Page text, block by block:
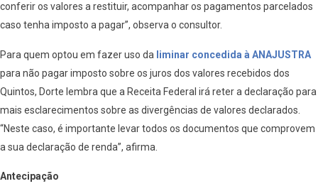
conferir os valores a restituir, acompanhar os pagamentos parcelados
caso tenha imposto a pagar”, observa o consultor.
Para quem optou em fazer uso da liminar concedida à ANAJUSTRA
para não pagar imposto sobre os juros dos valores recebidos dos
Quintos, Dorte lembra que a Receita Federal irá reter a declaração para
mais esclarecimentos sobre as divergências de valores declarados.
“Neste caso, é importante levar todos os documentos que comprovem
a sua declaração de renda”, afirma.
Antecipação